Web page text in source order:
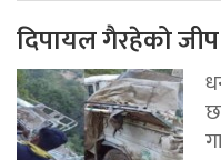
दिपायल गैरहेको जीप